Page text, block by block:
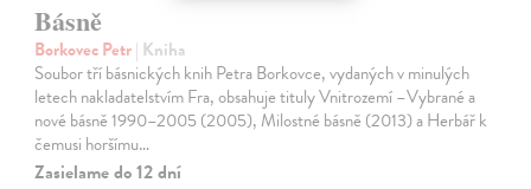
Básně
Borkovec Petr| Kniha
Soubor tří básnických knih Petra Borkovce, vydaných v minulých
letech nakladatelstvím Fra, obsahuje tituly Vnitrozemí –Vybrané a
nové básně 1990–2005 (2005), Milostné básně (2013) a Herbář k
čemusi horšímu…
Zasielame do 12 dní